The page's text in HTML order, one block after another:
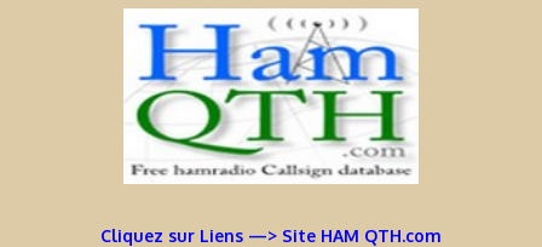
Cliquez sur Liens —> Site HAM QTH.com